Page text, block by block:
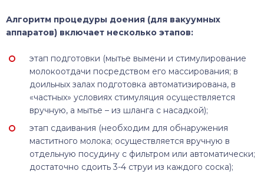
Алгоритм процедуры доения (для вакуумных
аппаратов) включает несколько этапов:
этап подготовки (мытье вымени и стимулирование
молокоотдачи посредством его массирования; в
доильных залах подготовка автоматизирована, в
«частных» условиях стимуляция осуществляется
вручную, а мытье – из шланга с насадкой);
этап сдаивания (необходим для обнаружения
маститного молока; осуществляется вручную в
отдельную посудину с фильтром или автоматически;
достаточно сдоить 3-4 струи из каждого соска);